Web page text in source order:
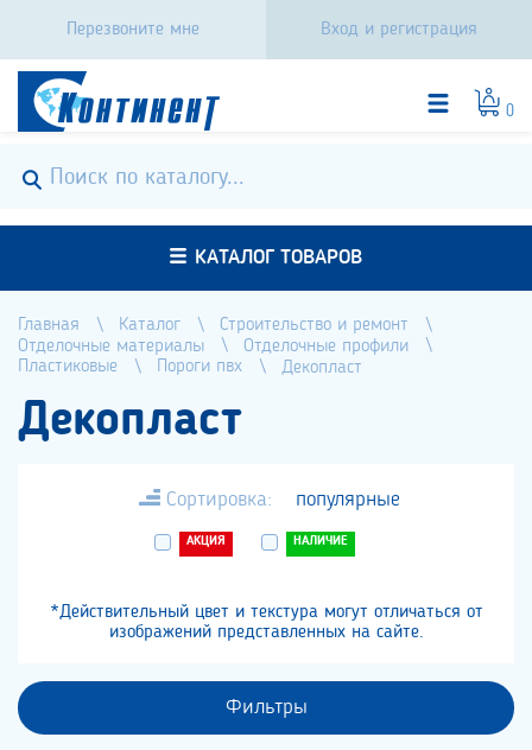
Перезвоните мне Вход и регистрация
0
КАТАЛОГ ТОВАРОВ
Главная Каталог
Строительство и ремонт
Отделочные материалы
Отделочные профили
Пластиковые
Пороги пвх Декопласт
Декопласт
Сортировка: популярные
АКЦИЯ НАЛИЧИЕ
*Действительный цвет и текстура могут отличаться от
изображений представленных на сайте.
Фильтры